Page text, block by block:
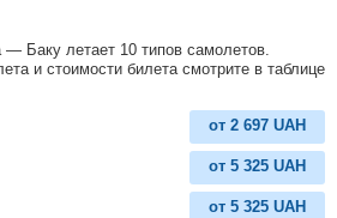
Баку летает 10 типов самолетов.
и стоимости билета смотрите в таблице
от 2 697 UAH
от 5 325 UAH
от 5 325 UAH